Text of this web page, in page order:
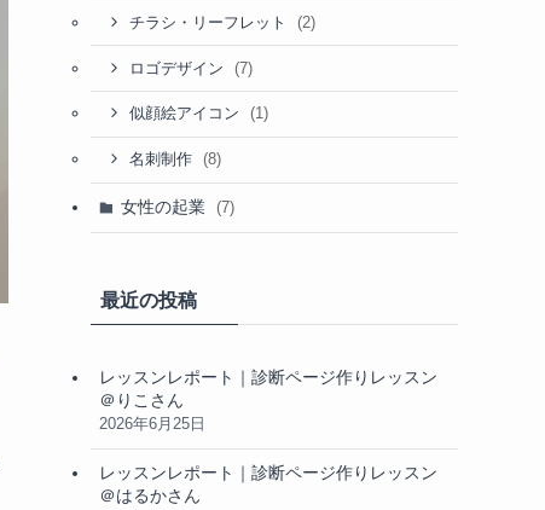
チラシ・リーフレット (2)
ロゴデザイン (7)
似顔絵アイコン (1)
名刺制作 (8)
女性の起業 (7)
最近の投稿
レッスンレポート｜診断ページ作りレッスン
＠りこさん
2026年6月25日
レッスンレポート｜診断ページ作りレッスン
＠はるかさん